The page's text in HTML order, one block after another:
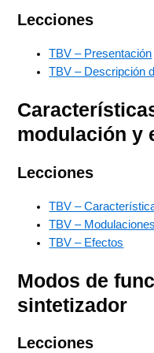
Lecciones
TBV – Presentación
TBV – Descripción
modulación y
Lecciones
TBV –
TBV – Modulaciones
TBV – Efectos
Modos de
sintetizador
Lecciones